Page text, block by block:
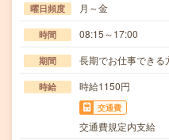
曜日頻度 月～金
時間 08:15～17:00
期間 長期でお仕事できる
時給 時給1150円
交通費
交通費規定内支給